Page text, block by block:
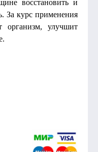
восстановить и
За курс применения
организм, улучшит